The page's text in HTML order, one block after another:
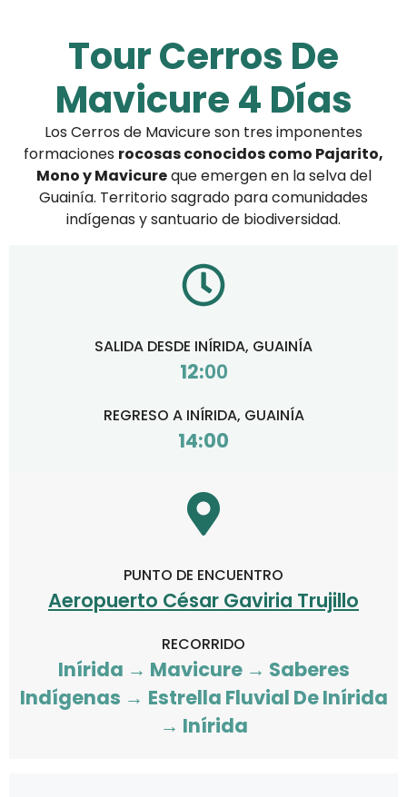
Tour Cerros De
Mavicure 4 Días
Los Cerros de Mavicure son tres imponentes
formaciones rocosas conocidos como Pajarito,
Mono y Mavicureque emergen en la selva del
Guainía. Territorio sagrado para comunidades
indígenas y santuario de biodiversidad.
SALIDA DESDE INÍRIDA, GUAINÍA
12:00
REGRESO A INÍRIDA, GUAINÍA
14:00
PUNTO DE ENCUENTRO
Aeropuerto César Gaviria Trujillo
RECORRIDO
Inírida → Mavicure → Saberes
Indígenas → Estrella Fluvial De Inírida
→ Inírida